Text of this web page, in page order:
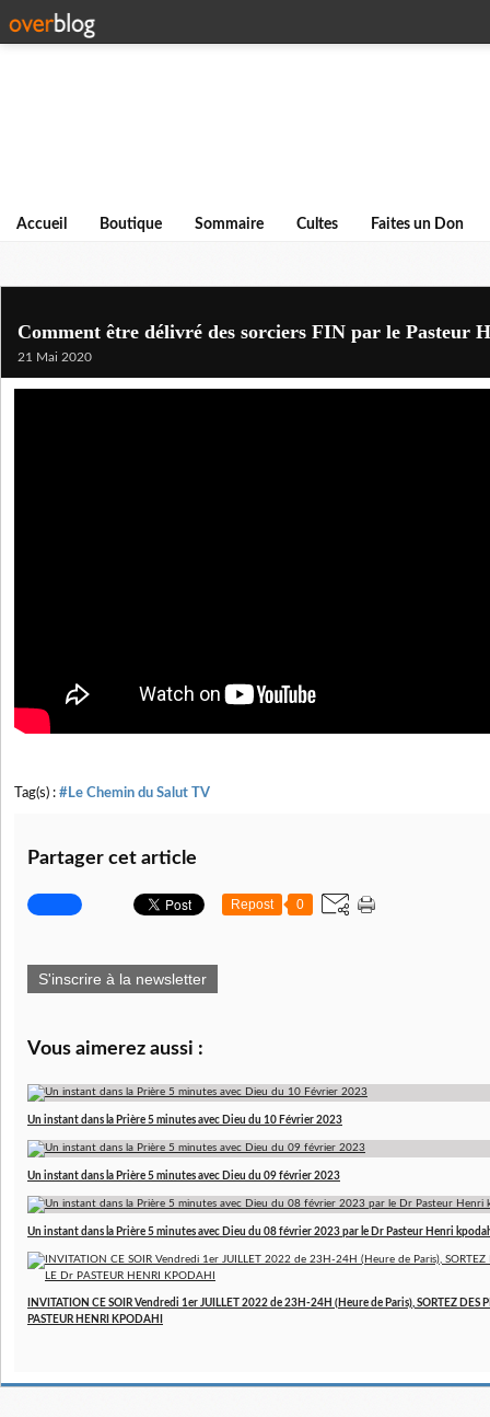
Accueil Boutique Sommaire Cultes Faites un Don
Comment être délivré des sorciers FIN par le Pasteur
21 Mai 2020
Tag(s) : #Le Chemin du Salut TV
Partager cet article
Repost 0
S'inscrire à la newsletter
Vous aimerez aussi :
Un instant dans la Prière 5 minutes avec Dieu du 10 Février 2023
Un instant dans la Prière 5 minutes avec Dieu du 09 février 2023
Un instant dans la Prière 5 minutes avec Dieu du 08 février 2023 par le Dr Pasteur Henri
INVITATION CE SOIR Vendredi 1er JUILLET 2022 de 23H-24H (Heure de Paris), SORTEZ DES
PASTEUR HENRI KPODAHI